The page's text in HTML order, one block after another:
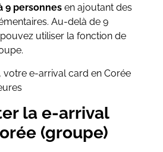
9 personnesen ajoutant des
Au-delà de 9
utiliser la fonction de
votre e-arrival card en Corée
la e-arrival
(groupe)